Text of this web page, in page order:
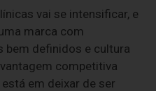
vai se intensificar, e
marca com
bem definidos e cultura
competitiva
em deixar de ser